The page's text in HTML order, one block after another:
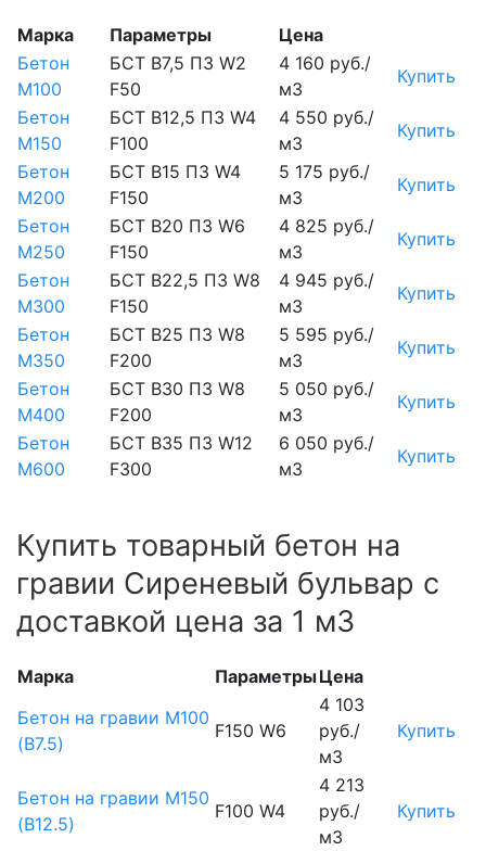
Марка Параметры
Цена
Бетон
М100
БСТ В7,5 П3 W2
F50
4 160 руб./
м3
Купить
Бетон
М150
БСТ В12,5 П3 W4
F100
4 550 руб./
м3
Купить
Бетон
М200
БСТ В15 П3 W4
F150
5 175 руб./
м3
Купить
Бетон
М250
БСТ В20 П3 W6
F150
4 825 руб./
м3
Купить
Бетон
М300
БСТ В22,5 П3 W8
F150
4 945 руб./
м3
Купить
Бетон
М350
БСТ В25 П3 W8
F200
5 595 руб./
м3
Купить
Бетон
М400
БСТ В30 П3 W8
F200
5 050 руб./
м3
Купить
Бетон
М600
БСТ В35 П3 W12
F300
6 050 руб./
м3
Купить
Купить товарный бетон на
гравии Сиреневый бульвар с
доставкой цена за 1 м3
Марка ПараметрыЦена
Бетон на гравии М100
(B7.5)
F150 W6
4 103
руб./
м3
Купить
Бетон на гравии М150
(B12.5)
F100 W4
4 213
руб./
м3
Купить